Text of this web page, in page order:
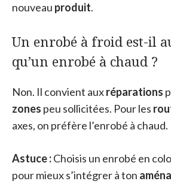
nouveau produit.
Un enrobé à froid est-il
qu’un enrobé à chaud ?
Non. Il convient auxréparations
zones peu sollicitées. Pour les
axes, on préfère l’enrobé à chaud.
Astuce :Choisis un enrobé en
pour mieux s’intégrer à ton